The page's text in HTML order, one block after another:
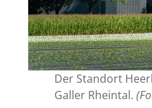
Der Standort
Galler Rheintal.